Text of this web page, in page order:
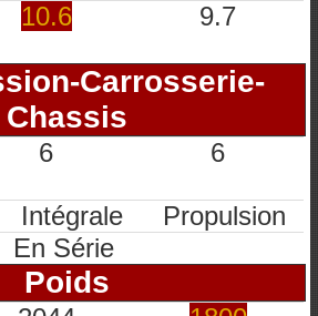
10.6 9.7
Carrosserie-
Chassis
6 6
Intégrale
Propulsion
En Série
Poids